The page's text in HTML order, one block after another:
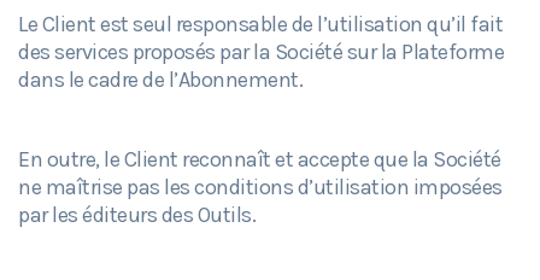
Le Client est seul responsable de l’utilisation qu’il fait
des services proposés par la Société sur la Plateforme
dans le cadre de l’Abonnement.
En outre, le Client reconnaît et accepte que la Société
ne maîtrise pas les conditions d’utilisation imposées
par les éditeurs des Outils.